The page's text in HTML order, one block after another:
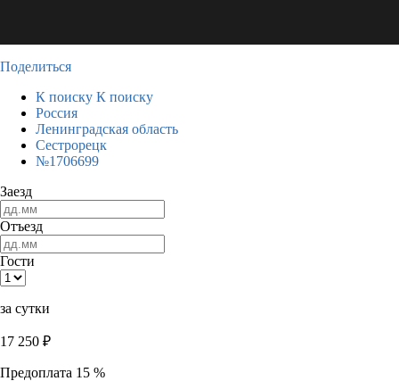
Поделиться
К поиску К поиску
Россия
Ленинградская область
Сестрорецк
№1706699
Заезд
Отъезд
Гости
за сутки
17 250 ₽
Предоплата 15 %